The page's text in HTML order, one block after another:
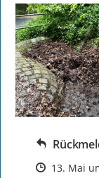
Zeitpunkt
13. Mai